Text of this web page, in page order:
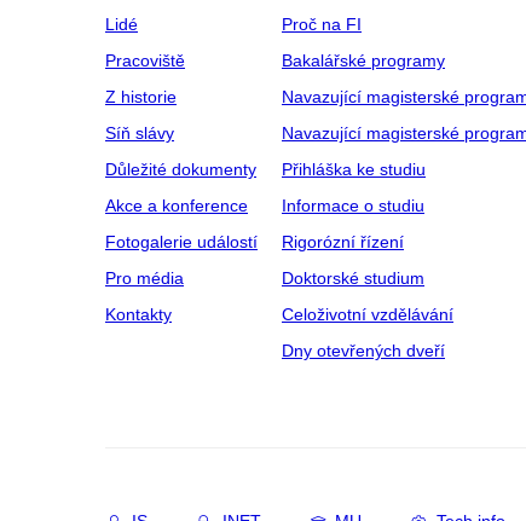
Lidé
Pracoviště
Z historie
Síň slávy
Důležité dokumenty
Akce a konference
Fotogalerie událostí
Pro média
Kontakty
Proč na FI
Bakalářské programy
Navazující magisterské
Navazující magisterské
Přihláška ke studiu
Informace o studiu
Rigorózní řízení
Doktorské studium
Celoživotní vzdělávání
Dny otevřených dveří